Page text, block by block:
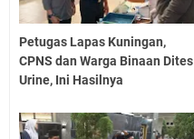
Petugas Lapas Kuningan,
CPNS dan Warga Binaan Dites
Urine, Ini Hasilnya